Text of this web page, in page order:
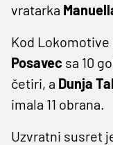
vratarka
Kod
Posavec sa 10
četiri, a Dunja
imala 11 obrana.
Uzvratni susret